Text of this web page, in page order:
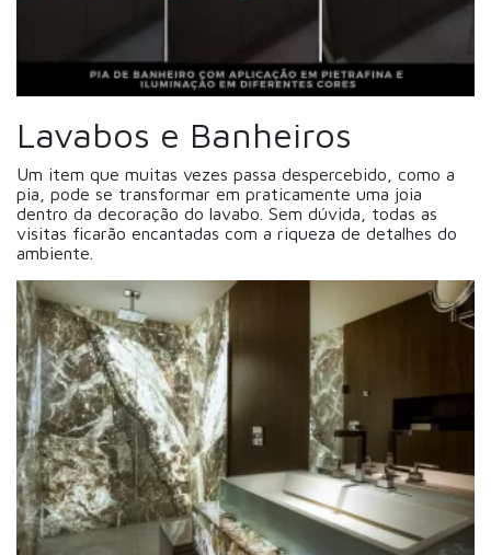
Lavabos e Banheiros
Um item que muitas vezes passa despercebido, como a
pia, pode se transformar em praticamente uma joia
dentro da decoração do lavabo. Sem dúvida, todas as
visitas ficarão encantadas com a riqueza de detalhes do
ambiente.